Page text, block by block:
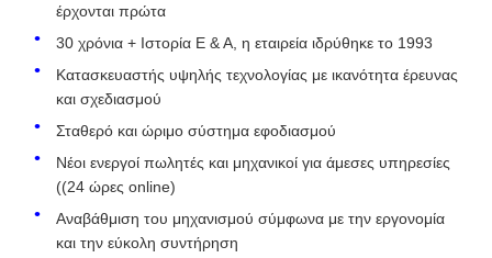
έρχονται πρώτα
30 χρόνια + Ιστορία Ε & Α, η εταιρεία ιδρύθηκε το 1993
Κατασκευαστής υψηλής τεχνολογίας με ικανότητα έρευνας
και σχεδιασμού
Σταθερό και ώριμο σύστημα εφοδιασμού
Νέοι ενεργοί πωλητές και μηχανικοί για άμεσες υπηρεσίες
((24 ώρες online)
Αναβάθμιση του μηχανισμού σύμφωνα με την εργονομία
και την εύκολη συντήρηση